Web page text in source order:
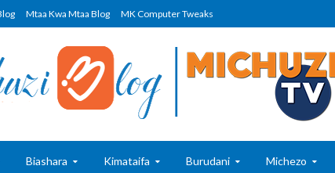
Mtaa Kwa Mtaa Blog MK Computer Tweaks
Biashara Kimataifa Burudani Michezo